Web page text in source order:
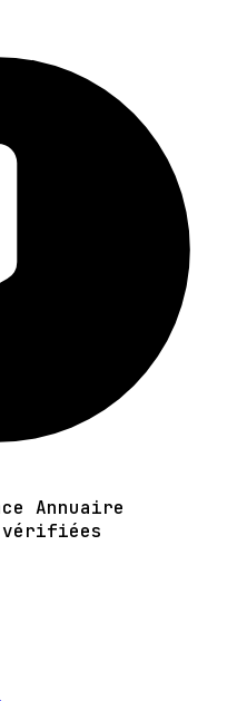
Annuaire
vérifiées